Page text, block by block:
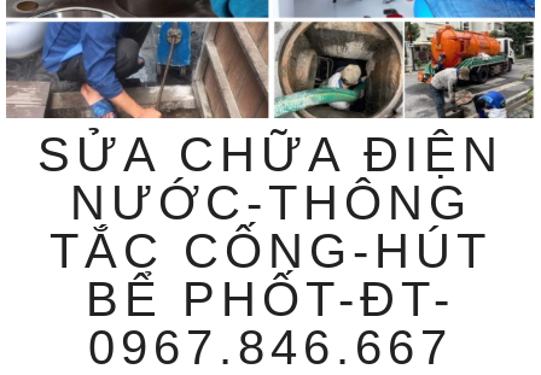
SỬA CHỮA ĐIỆN
NƯỚC-THÔNG
TẮC CỐNG-HÚT
BỂ PHỐT-ĐT-
0967.846.667